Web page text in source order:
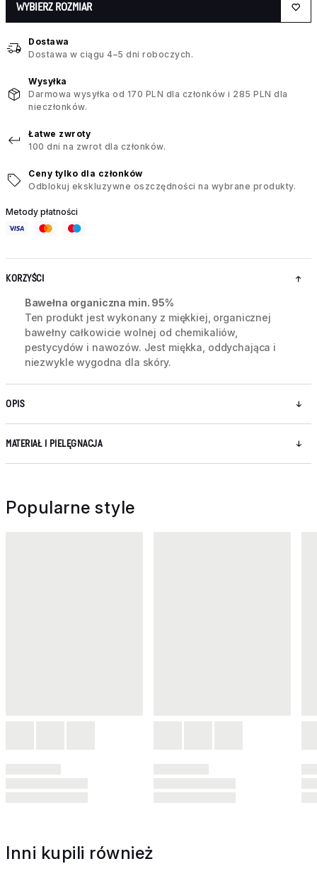
WYBIERZ ROZMIAR
Dostawa
Dostawa w ciągu 4–5 dni roboczych.
Wysyłka
Darmowa wysyłka od 170 PLN dla członków i 285 PLN dla
nieczłonków.
Łatwe zwroty
100 dni na zwrot dla członków.
Ceny tylko dla członków
Odblokuj ekskluzywne oszczędności na wybrane produkty.
Metody płatności
KORZYŚCI
Bawełna organiczna min. 95%
Ten produkt jest wykonany z miękkiej, organicznej
bawełny całkowicie wolnej od chemikaliów,
pestycydów i nawozów. Jest miękka, oddychająca i
niezwykle wygodna dla skóry.
OPIS
MATERIAŁ I PIELĘGNACJA
Popularne style
Inni kupili również